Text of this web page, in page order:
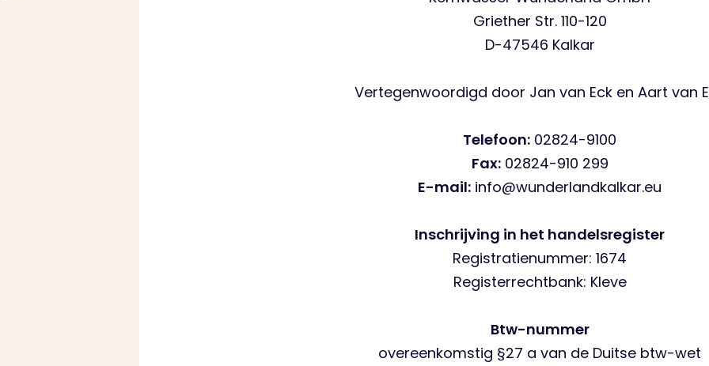
Griether Str. 110-120
D-47546 Kalkar
Vertegenwoordigd door Jan van Eck en Aart van
Telefoon: 02824-9100
Fax:02824-910 299
E-mail: info@wunderlandkalkar.eu
Inschrijving in het handelsregister
Registratienummer: 1674
Registerrechtbank: Kleve
Btw-nummer
overeenkomstig §27 a van de Duitse btw-wet